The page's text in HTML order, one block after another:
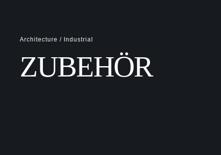
Architecture / Industrial
ZUBEHÖR